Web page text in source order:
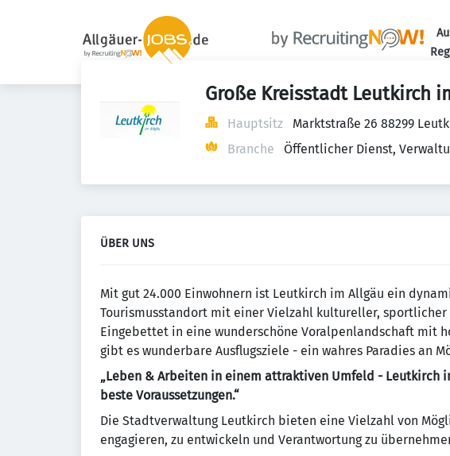
Große Kreisstadt Leutkirch
Hauptsitz
Marktstraße 26 88299
Branche
Öffentlicher Dienst,
ÜBER UNS
Mit gut 24.000 Einwohnern ist Leutkirch im Allgäu ein
Tourismusstandort mit einer Vielzahl kultureller, sportlicher
Eingebettet in eine wunderschöne Voralpenlandschaft mit
gibt es wunderbare Ausflugsziele - ein wahres Paradies an
„Leben & Arbeiten in einem attraktiven Umfeld - Leutkirch
beste Voraussetzungen.“
Die Stadtverwaltung Leutkirch bieten eine Vielzahl von
engagieren, zu entwickeln und Verantwortung zu